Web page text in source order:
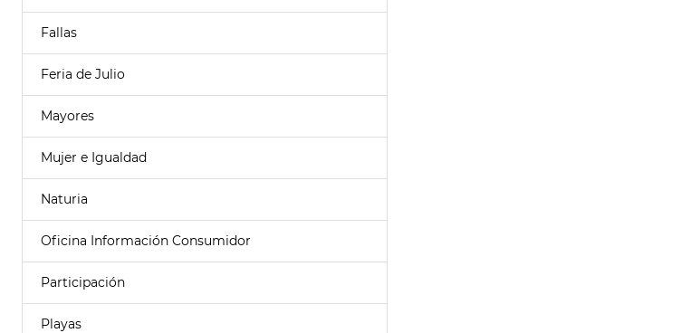
Fallas
Feria de Julio
Mayores
Mujer e Igualdad
Naturia
Oficina Información Consumidor
Participación
Playas